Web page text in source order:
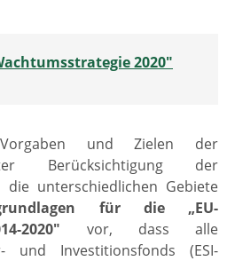
2020"
und Zielen der
Berücksichtigung der
unterschiedlichen Gebiete
für die „EU-
2020" vor, dass alle
und Investitionsfonds (ESI-